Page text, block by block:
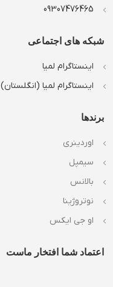
09307476465
شبکه های اجتماعی
اینستاگرام لمیا
اینستاگرام لمیا (انگلستان)
برندها
اوردینری
سیمپل
بالانس
نوتروژینا
او جی ایکس
اعتماد شما افتخار ماست